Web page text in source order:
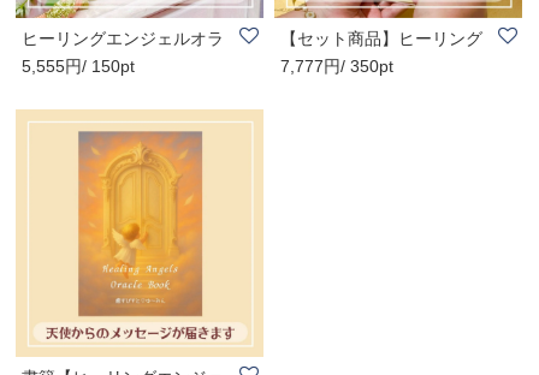
ヒーリングエンジェルオラ
クルカード《監..
5,555円/ 150pt
【セット商品】ヒーリング
エンジェルオラ..
7,777円/ 350pt